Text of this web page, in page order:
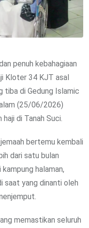
penuh kebahagiaan
Kloter 34 KJT asal
tiba di Gedung Islamic
(25/06/2026)
di Tanah Suci.
bertemu kembali
dari satu bulan
halaman,
saat yang dinanti oleh
memastikan seluruh